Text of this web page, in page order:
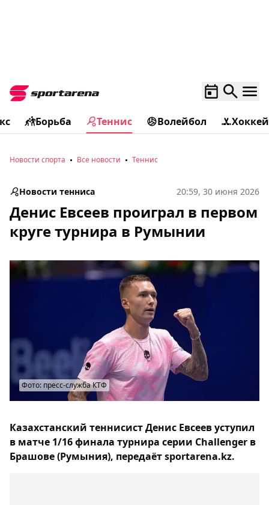
Борьба Теннис Волейбол Хоккей
Новости спорта Все новости Теннис
Новости тенниса 20:59, 30 июня 2026
Денис Евсеев проиграл в первом
круге турнира в Румынии
Фото: пресс-служба КТФ
Казахстанский теннисист Денис Евсеев уступил
в матче 1/16 финала турнира серии Challenger в
Брашове (Румыния), передаёт sportarena.kz.